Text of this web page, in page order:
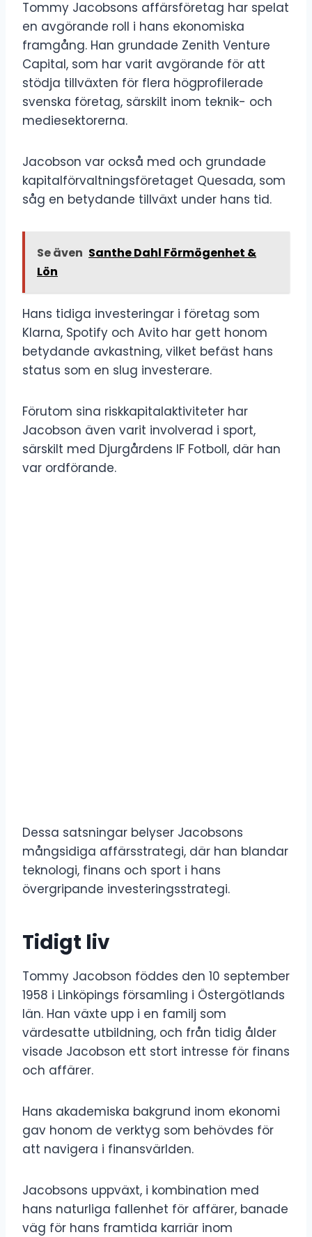
Tommy Jacobsons affärsföretag har spelat
en avgörande roll i hans ekonomiska
framgång. Han grundade Zenith Venture
Capital, som har varit avgörande för att
stödja tillväxten för flera högprofilerade
svenska företag, särskilt inom teknik- och
mediesektorerna.
Jacobson var också med och grundade
kapitalförvaltningsföretaget Quesada, som
såg en betydande tillväxt under hans tid.
Se även Santhe Dahl Förmögenhet &
Lön
Hans tidiga investeringar i företag som
Klarna, Spotify och Avito har gett honom
betydande avkastning, vilket befäst hans
status som en slug investerare.
Förutom sina riskkapitalaktiviteter har
Jacobson även varit involverad i sport,
särskilt med Djurgårdens IF Fotboll, där han
var ordförande.
Dessa satsningar belyser Jacobsons
mångsidiga affärsstrategi, där han blandar
teknologi, finans och sport i hans
övergripande investeringsstrategi.
Tidigt liv
Tommy Jacobson föddes den 10 september
1958 i Linköpings församling i Östergötlands
län. Han växte upp i en familj som
värdesatte utbildning, och från tidig ålder
visade Jacobson ett stort intresse för finans
och affärer.
Hans akademiska bakgrund inom ekonomi
gav honom de verktyg som behövdes för
att navigera i finansvärlden.
Jacobsons uppväxt, i kombination med
hans naturliga fallenhet för affärer, banade
väg för hans framtida karriär inom